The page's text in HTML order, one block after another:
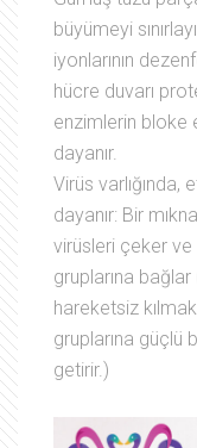
büyümeyi
iyonlarının
hücre duvarı
enzimlerin bloke
dayanır.
Virüs
dayanır: Bir
virüsleri çeker ve
gruplarına
hareketsiz
gruplarına güçlü
getirir.)